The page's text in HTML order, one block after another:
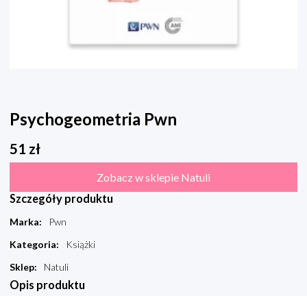
Psychogeometria Pwn
51 zł
Zobacz w sklepie Natuli
Szczegóły produktu
Marka:
Pwn
Kategoria:
Książki
Sklep: Natuli
Opis produktu